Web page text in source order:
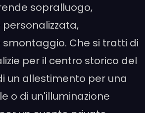
sopralluogo,
smontaggio. Che si tratti di
per il centro storico del
un allestimento per una
o di un'illuminazione